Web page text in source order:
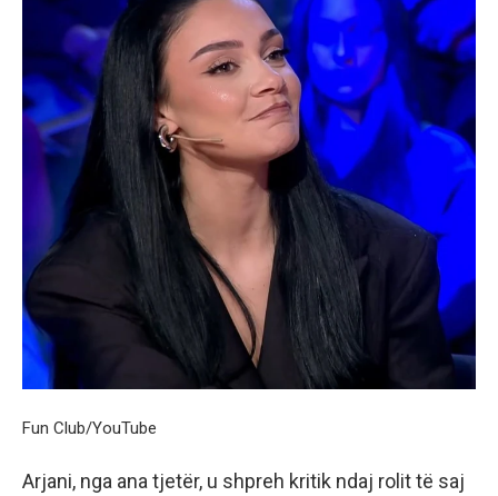
Fun Club/YouTube
Arjani, nga ana tjetër, u shpreh kritik ndaj rolit të saj